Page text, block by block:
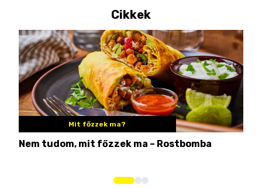
Cikkek
Mit főzzek ma?
Nem tudom, mit főzzek ma – Rostbomba